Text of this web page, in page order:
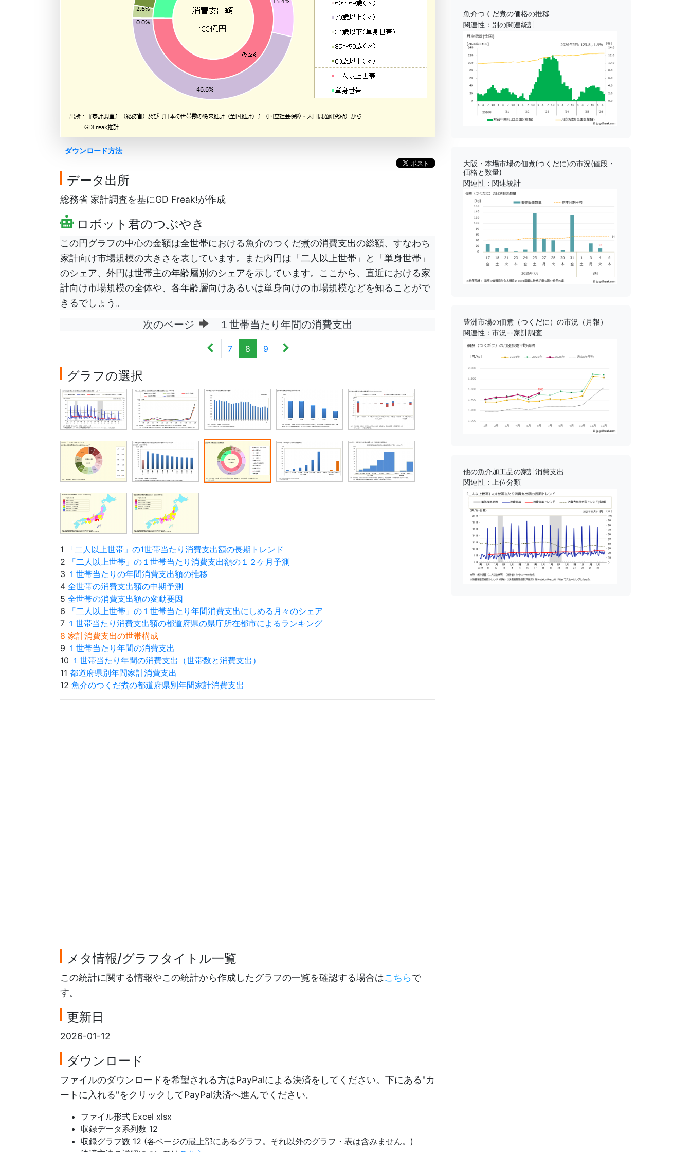
ダウンロード方法
データ出所
総務省 家計調査を基にGD Freak!が作成
ロボット君のつぶやき
この円グラフの中心の金額は全世帯における魚介のつくだ煮の消費支出の総額、すなわち
家計向け市場規模の大きさを表しています。また内円は「二人以上世帯」と「単身世帯」
のシェア、外円は世帯主の年齢層別のシェアを示しています。ここから、直近における家
計向け市場規模の全体や、各年齢層向けあるいは単身向けの市場規模などを知ることがで
きるでしょう。
次のページ １世帯当たり年間の消費支出
7 8 9
グラフの選択
1
「二人以上世帯」の1世帯当たり消費支出額の長期トレンド
2
「二人以上世帯」の１世帯当たり消費支出額の１２ケ月予測
3 １世帯当たりの年間消費支出額の推移
4 全世帯の消費支出額の中期予測
5 全世帯の消費支出額の変動要因
6
「二人以上世帯」の１世帯当たり年間消費支出にしめる月々のシェア
7 １世帯当たり消費支出額の都道府県の県庁所在都市によるランキング
8 家計消費支出の世帯構成
9 １世帯当たり年間の消費支出
10 １世帯当たり年間の消費支出（世帯数と消費支出）
11 都道府県別年間家計消費支出
12 魚介のつくだ煮の都道府県別年間家計消費支出
メタ情報/グラフタイトル一覧
この統計に関する情報やこの統計から作成したグラフの一覧を確認する場合はこちらで
す。
更新日
2026-01-12
ダウンロード
ファイルのダウンロードを希望される方はPayPalによる決済をしてください。下にある"カ
ートに入れる"をクリックしてPayPal決済へ進んでください。
ファイル形式 Excel xlsx
収録データ系列数 12
収録グラフ数 12 (各ページの最上部にあるグラフ。それ以外のグラフ・表は含みません。)
魚介つくだ煮の価格の推移
関連性：別の関連統計
大阪・本場市場の佃煮(つくだに)の市況(値段・
価格と数量)
関連性：関連統計
豊洲市場の佃煮（つくだに）の市況（月報）
関連性：市況--家計調査
他の魚介加工品の家計消費支出
関連性：上位分類